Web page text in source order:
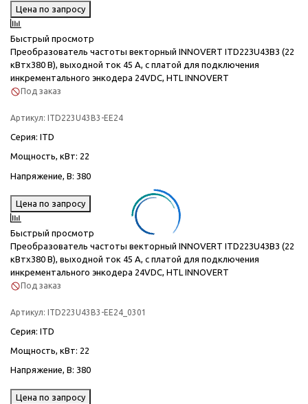
Цена по запросу
Быстрый просмотр
Преобразователь частоты векторный INNOVERT ITD223U43B3 (22
кВтx380 В), выходной ток 45 А, с платой для подключения
инкрементального энкодера 24VDC, HTL INNOVERT
Под заказ
Артикул: ITD223U43B3-EE24
Серия: ITD
Мощность, кВт: 22
Напряжение, В: 380
Цена по запросу
Быстрый просмотр
Преобразователь частоты векторный INNOVERT ITD223U43B3 (22
кВтx380 В), выходной ток 45 А, с платой для подключения
инкрементального энкодера 24VDC, HTL INNOVERT
Под заказ
Артикул: ITD223U43B3-EE24_0301
Серия: ITD
Мощность, кВт: 22
Напряжение, В: 380
Цена по запросу